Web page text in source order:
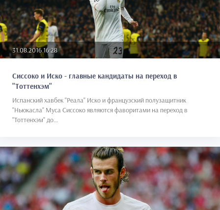
31.08.2016 16:28
Сиссоко и Иско - главные кандидаты на переход в
"Тоттенхэм"
Испанский хавбек "Реала" Иско и французский полузащитник
"Ньюкасла" Муса Сиссоко являются фаворитами на переход в
"Тоттенхэм" до...